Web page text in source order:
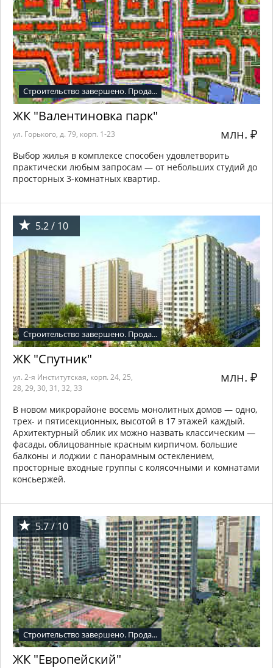
Строительство завершено. Прода...
ЖК "Валентиновка парк"
ул. Горького, д. 79, корп. 1-23 млн. ₽
Выбор жилья в комплексе способен удовлетворить
практически любым запросам — от небольших студий до
просторных 3-комнатных квартир.
5.2 / 10
Строительство завершено. Прода...
ЖК "Спутник"
ул. 2-я Институтская, корп. 24, 25,
28, 29, 30, 31, 32, 33
млн. ₽
В новом микрорайоне восемь монолитных домов — одно,
трех- и пятисекционных, высотой в 17 этажей каждый.
Архитектурный облик их можно назвать классическим —
фасады, облицованные красным кирпичом, большие
балконы и лоджии с панорамным остеклением,
просторные входные группы с колясочными и комнатами
консьержей.
5.7 / 10
Строительство завершено. Прода...
ЖК "Европейский"